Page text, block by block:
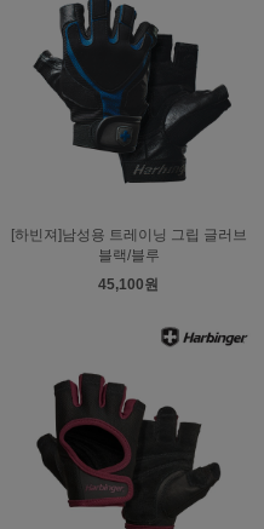
[하빈져]남성용 트레이닝 그립 글러브
블랙/블루
45,100원